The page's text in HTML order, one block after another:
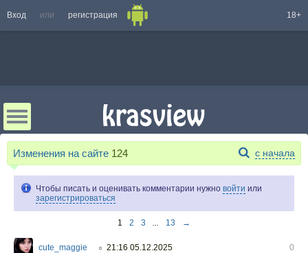
Вход или регистрация 18+
Изменения на сайте 124 с начала
Чтобы писать и оценивать комментарии нужно войти или
зарегистрироваться
1 2 3 ... 13 →
cute_maggie ○ 21:16 05.12.2025
0